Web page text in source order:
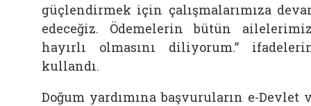
güçlendirmek için çalışmalarımıza
edeceğiz. Ödemelerin bütün
hayırlı olmasını diliyorum.”
kullandı.
Doğum yardımına başvuruların e-Devlet